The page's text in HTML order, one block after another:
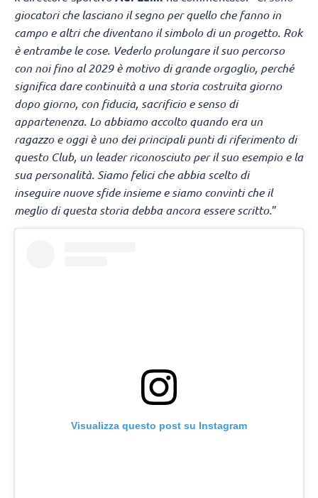
giocatori che lasciano il segno per quello che fanno in
campo e altri che diventano il simbolo di un progetto. Rok
è entrambe le cose. Vederlo prolungare il suo percorso
con noi fino al 2029 è motivo di grande orgoglio, perché
significa dare continuità a una storia costruita giorno
dopo giorno, con fiducia, sacrificio e senso di
appartenenza. Lo abbiamo accolto quando era un
ragazzo e oggi è uno dei principali punti di riferimento di
questo Club, un leader riconosciuto per il suo esempio e la
sua personalità. Siamo felici che abbia scelto di
inseguire nuove sfide insieme e siamo convinti che il
meglio di questa storia debba ancora essere scritto.”
Visualizza questo post su Instagram